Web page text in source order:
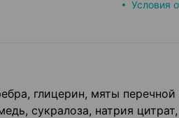
Условия
глицерин, мяты
сукралоза, натрия